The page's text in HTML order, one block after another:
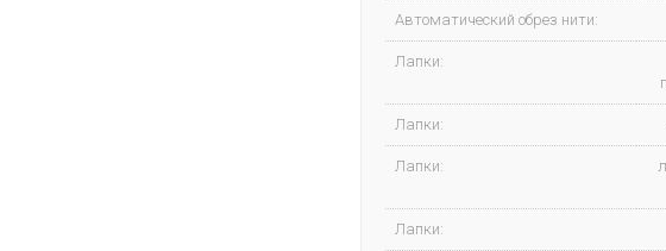
Автоматический обрез нити:
Лапки:
Лапки:
Лапки:
Лапки: